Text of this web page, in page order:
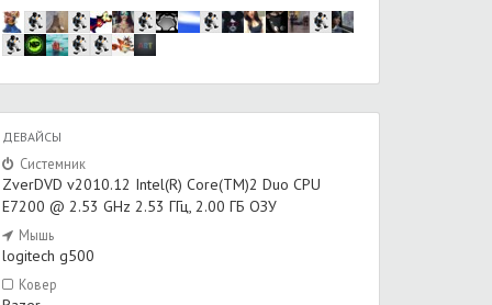
ДЕВАЙСЫ
Системник
ZverDVD v2010.12 Intel(R) Core(TM)2 Duo CPU
E7200 @ 2.53 GHz 2.53 ГГц, 2.00 ГБ ОЗУ
Мышь
logitech g500
Ковер